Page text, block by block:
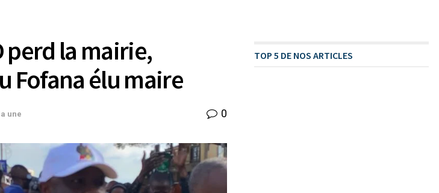
perd la mairie,
Fofana élu maire
une 0
TOP 5 DE NOS ARTICLES